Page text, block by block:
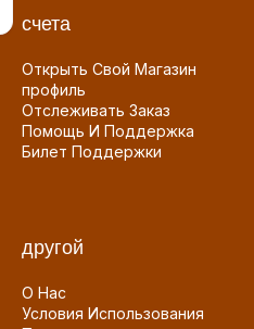
счета
Открыть Свой Магазин
профиль
Отслеживать Заказ
Помощь И Поддержка
Билет Поддержки
другой
О Нас
Условия Использования